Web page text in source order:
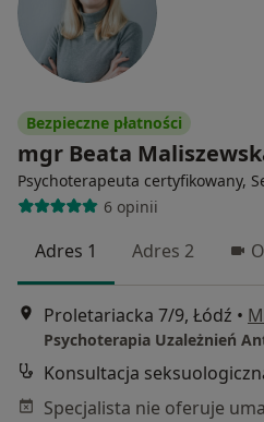
Bezpieczne płatności
mgr Beata
Psychoterapeuta certyfikowany,
6 opinii
Adres 1 Adres 2
Proletariacka 7/9, Łódź •
Psychoterapia Uzależnień
Konsultacja